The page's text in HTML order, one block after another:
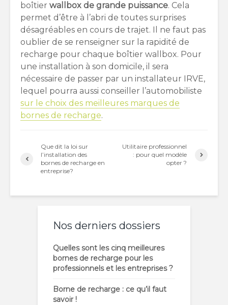
boîtier wallbox de grande puissance. Cela
permet d’être à l’abri de toutes surprises
désagréables en cours de trajet. Il ne faut pas
oublier de se renseigner sur la rapidité de
recharge pour chaque boîtier wallbox. Pour
une installation à son domicile, il sera
nécessaire de passer par un installateur IRVE,
lequel pourra aussi conseiller l’automobiliste
sur le choix des meilleures marques de
bornes de recharge.
Que dit la loi sur
l’installation des
bornes de recharge en
entreprise?
Utilitaire professionnel
: pour quel modèle
opter ?
Nos derniers dossiers
Quelles sont les cinq meilleures
bornes de recharge pour les
professionnels et les entreprises ?
Borne de recharge : ce qu’il faut
savoir !